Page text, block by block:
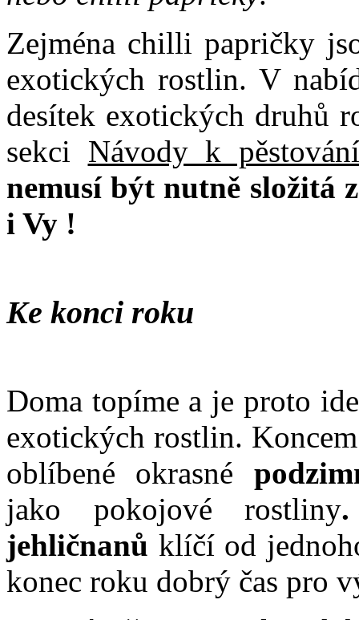
Zejména chilli papričky
exotických rostlin. V
desítek exotických druhů
sekci Návody k
nemusí být nutně složitá
i Vy !
Ke konci roku
Doma topíme a je proto
exotických rostlin.
oblíbené okrasné
jako pokojové rostliny
jehličnanů klíčí od
konec roku dobrý čas pro